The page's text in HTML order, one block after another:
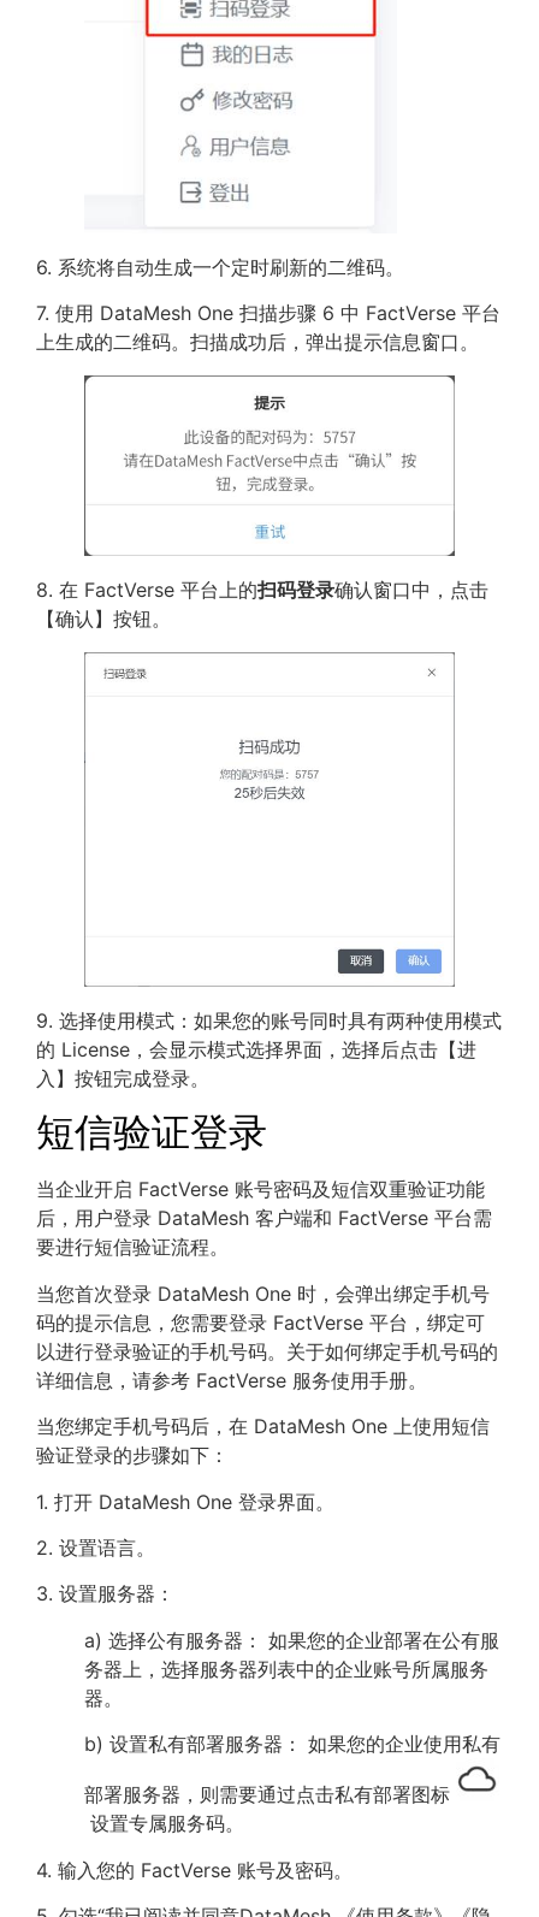
6. 系统将自动生成一个定时刷新的二维码。
7. 使用 DataMesh One 扫描步骤 6 中 FactVerse 平台
上生成的二维码。扫描成功后，弹出提示信息窗口。
8. 在 FactVerse 平台上的扫码登录确认窗口中，点击
【确认】按钮。
9. 选择使用模式：如果您的账号同时具有两种使用模式
的 License，会显示模式选择界面，选择后点击【进
入】按钮完成登录。
短信验证登录
当企业开启 FactVerse 账号密码及短信双重验证功能
后，用户登录 DataMesh 客户端和 FactVerse 平台需
要进行短信验证流程。
当您首次登录 DataMesh One 时，会弹出绑定手机号
码的提示信息，您需要登录 FactVerse 平台，绑定可
以进行登录验证的手机号码。关于如何绑定手机号码的
详细信息，请参考 FactVerse 服务使用手册。
当您绑定手机号码后，在 DataMesh One 上使用短信
验证登录的步骤如下：
1. 打开 DataMesh One 登录界面。
2. 设置语言。
3. 设置服务器：
a) 选择公有服务器： 如果您的企业部署在公有服
务器上，选择服务器列表中的企业账号所属服务
器。
b) 设置私有部署服务器： 如果您的企业使用私有
部署服务器，则需要通过点击私有部署图标
设置专属服务码。
4. 输入您的 FactVerse 账号及密码。